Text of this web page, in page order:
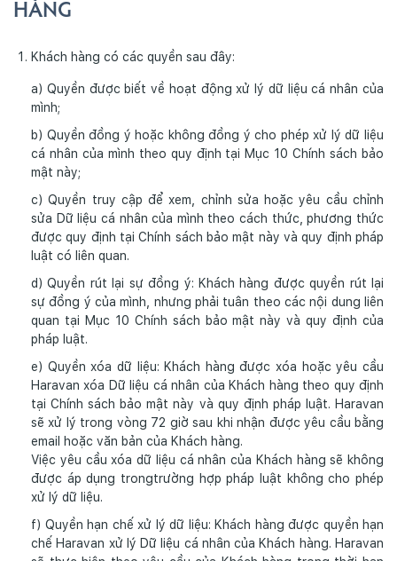
HÀNG
Khách hàng có các quyền sau đây:
a) Quyền được biết về hoạt động xử lý dữ liệu cá nhân của
mình;
b) Quyền đồng ý hoặc không đồng ý cho phép xử lý dữ liệu
cá nhân của mình theo quy định tại Mục 10 Chính sách bảo
mật này;
c) Quyền truy cập để xem, chỉnh sửa hoặc yêu cầu chỉnh
sửa Dữ liệu cá nhân của mình theo cách thức, phương thức
được quy định tại Chính sách bảo mật này và quy định pháp
luật có liên quan.
d) Quyền rút lại sự đồng ý: Khách hàng được quyền rút lại
sự đồng ý của mình, nhưng phải tuân theo các nội dung liên
quan tại Mục 10 Chính sách bảo mật này và quy định của
pháp luật.
e) Quyền xóa dữ liệu: Khách hàng được xóa hoặc yêu cầu
Haravan xóa Dữ liệu cá nhân của Khách hàng theo quy định
tại Chính sách bảo mật này và quy định pháp luật. Haravan
sẽ xử lý trong vòng 72 giờ sau khi nhận được yêu cầu bằng
email hoặc văn bản của Khách hàng.
Việc yêu cầu xóa dữ liệu cá nhân của Khách hàng sẽ không
được áp dụng trongtrường hợp pháp luật không cho phép
xử lý dữ liệu.
f) Quyền hạn chế xử lý dữ liệu: Khách hàng được quyền hạn
chế Haravan xử lý Dữ liệu cá nhân của Khách hàng. Haravan